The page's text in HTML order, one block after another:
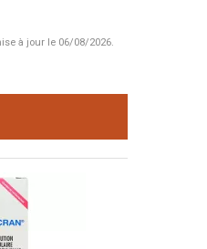
à jour le 06/08/2026.